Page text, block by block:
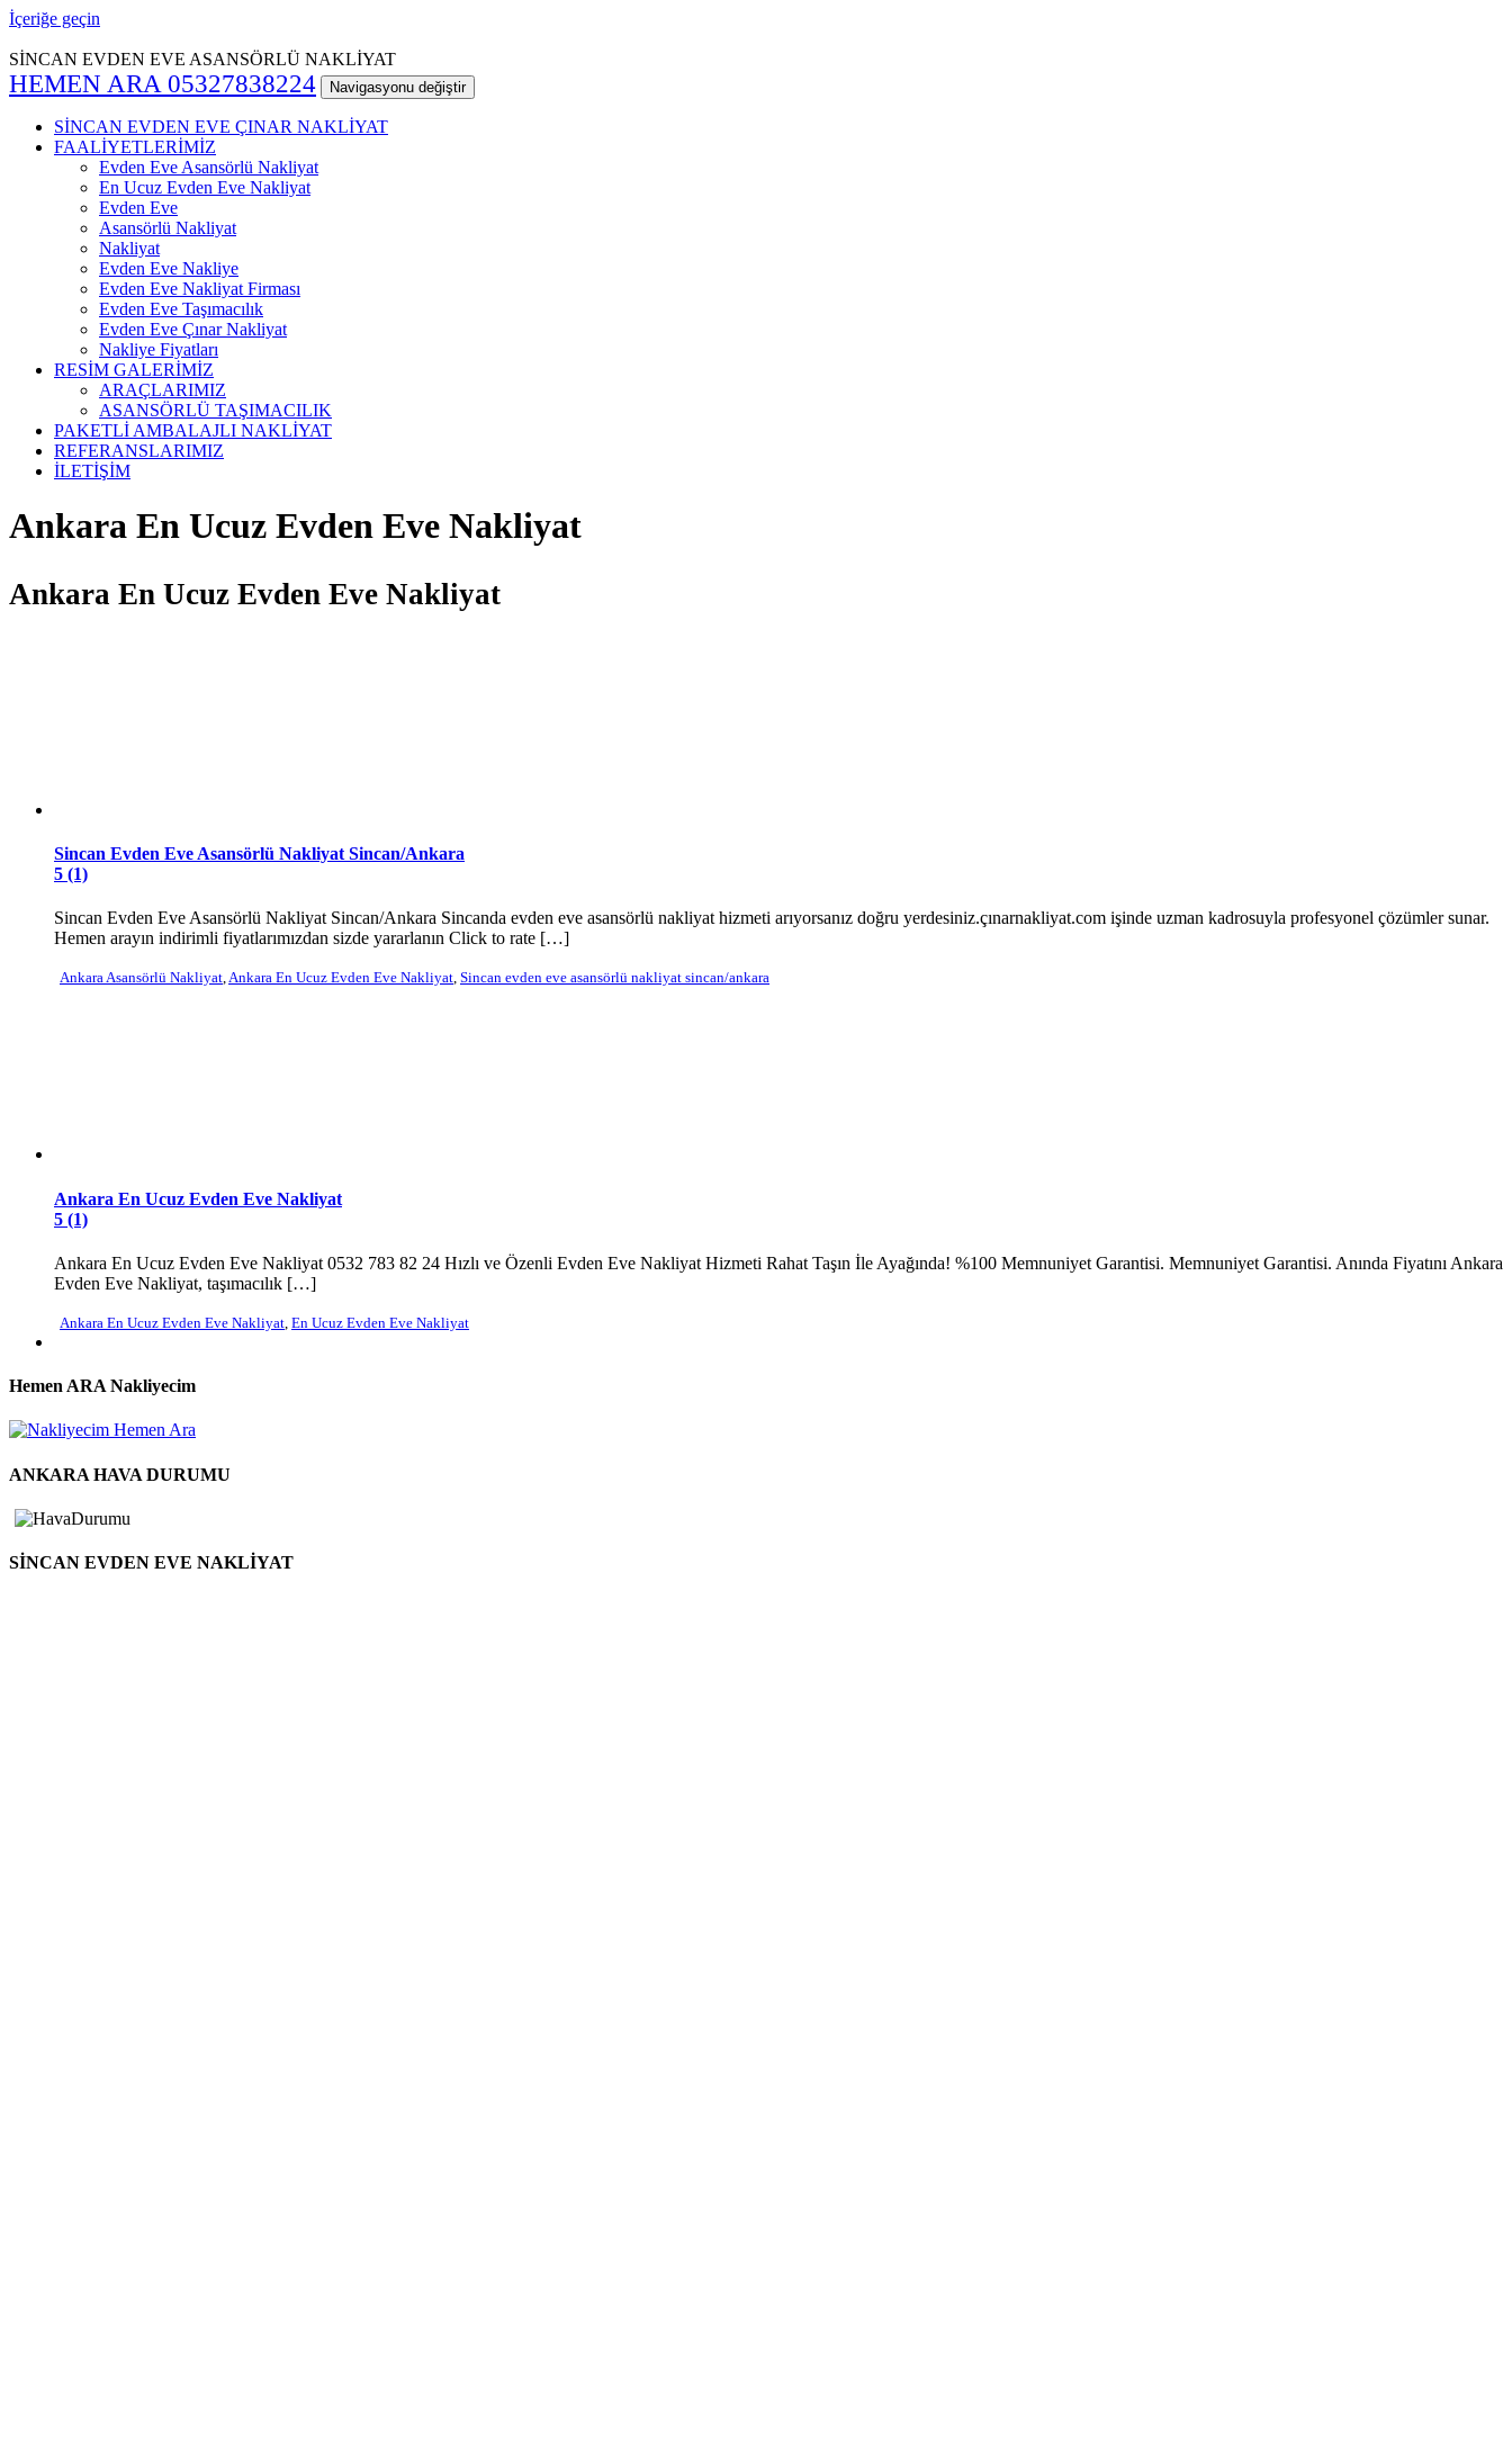
İçeriğe geçin
SİNCAN EVDEN EVE ASANSÖRLÜ NAKLİYAT
HEMEN ARA 05327838224 Navigasyonu değiştir
SİNCAN EVDEN EVE ÇINAR NAKLİYAT
FAALİYETLERİMİZ
Evden Eve Asansörlü Nakliyat
En Ucuz Evden Eve Nakliyat
Evden Eve
Asansörlü Nakliyat
Nakliyat
Evden Eve Nakliye
Evden Eve Nakliyat Firması
Evden Eve Taşımacılık
Evden Eve Çınar Nakliyat
Nakliye Fiyatları
RESİM GALERİMİZ
ARAÇLARIMIZ
ASANSÖRLÜ TAŞIMACILIK
PAKETLİ AMBALAJLI NAKLİYAT
REFERANSLARIMIZ
İLETİŞİM
Ankara En Ucuz Evden Eve Nakliyat
Ankara En Ucuz Evden Eve Nakliyat
Sincan Evden Eve Asansörlü Nakliyat Sincan/Ankara
5 (1)
Sincan Evden Eve Asansörlü Nakliyat Sincan/Ankara Sincanda evden eve asansörlü nakliyat hizmeti arıyorsanız doğru yerdesiniz.çınarnakliyat.com işinde uzman kadrosuyla profesyonel çözümler sunar.
Hemen arayın indirimli fiyatlarımızdan sizde yararlanın Click to rate […]
Ankara Asansörlü Nakliyat,Ankara En Ucuz Evden Eve Nakliyat, Sincan evden eve asansörlü nakliyat sincan/ankara
Ankara En Ucuz Evden Eve Nakliyat
5 (1)
Ankara En Ucuz Evden Eve Nakliyat 0532 783 82 24 Hızlı ve Özenli Evden Eve Nakliyat Hizmeti Rahat Taşın İle Ayağında! %100 Memnuniyet Garantisi. Memnuniyet Garantisi. Anında Fiyatını Ankara
Evden Eve Nakliyat, taşımacılık […]
Ankara En Ucuz Evden Eve Nakliyat En Ucuz Evden Eve Nakliyat
Hemen ARA Nakliyecim
ANKARA HAVA DURUMU
SİNCAN EVDEN EVE NAKLİYAT